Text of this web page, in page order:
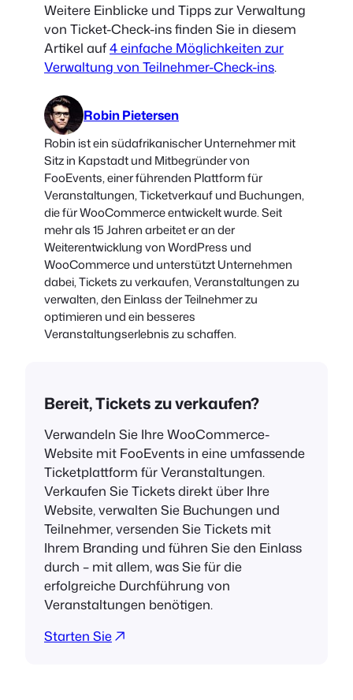
Weitere Einblicke und Tipps zur Verwaltung
von Ticket-Check-ins finden Sie in diesem
Artikel auf4 einfache Möglichkeiten zur
Verwaltung von Teilnehmer-Check-ins.
Robin Pietersen
Robin ist ein südafrikanischer Unternehmer mit
Sitz in Kapstadt und Mitbegründer von
FooEvents, einer führenden Plattform für
Veranstaltungen, Ticketverkauf und Buchungen,
die für WooCommerce entwickelt wurde. Seit
mehr als 15 Jahren arbeitet er an der
Weiterentwicklung von WordPress und
WooCommerce und unterstützt Unternehmen
dabei, Tickets zu verkaufen, Veranstaltungen zu
verwalten, den Einlass der Teilnehmer zu
optimieren und ein besseres
Veranstaltungserlebnis zu schaffen.
Bereit, Tickets zu verkaufen?
Verwandeln Sie Ihre WooCommerce-
Website mit FooEvents in eine umfassende
Ticketplattform für Veranstaltungen.
Verkaufen Sie Tickets direkt über Ihre
Website, verwalten Sie Buchungen und
Teilnehmer, versenden Sie Tickets mit
Ihrem Branding und führen Sie den Einlass
durch – mit allem, was Sie für die
erfolgreiche Durchführung von
Veranstaltungen benötigen.
Starten Sie